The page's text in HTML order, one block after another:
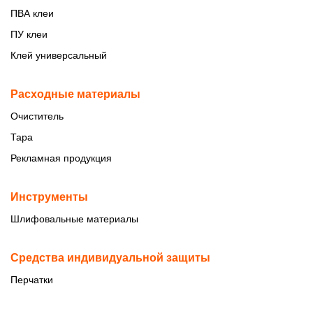
ПВА клеи
ПУ клеи
Клей универсальный
Расходные материалы
Очиститель
Тара
Рекламная продукция
Инструменты
Шлифовальные материалы
Средства индивидуальной защиты
Перчатки